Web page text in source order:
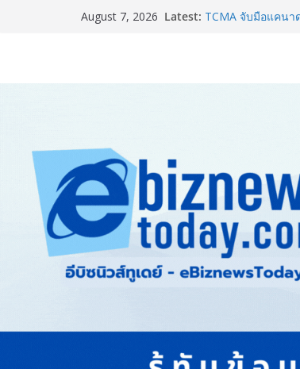
August 7, 2026 Latest: TCMA จับมือแคนา
Guangzhou